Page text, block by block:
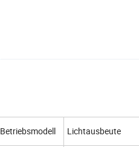
Betriebsmodell Lichtausbeute